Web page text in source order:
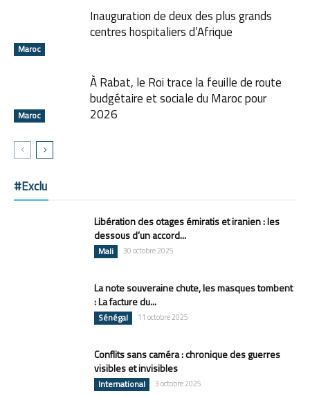
Maroc
Inauguration de deux des plus grands
centres hospitaliers d’Afrique
Maroc
À Rabat, le Roi trace la feuille de route
budgétaire et sociale du Maroc pour
2026
#Exclu
Libération des otages émiratis et iranien : les
dessous d’un accord...
Mali 30 octobre 2025
La note souveraine chute, les masques tombent
: La facture du...
Sénégal 11 octobre 2025
Conflits sans caméra : chronique des guerres
visibles et invisibles
International 3 octobre 2025